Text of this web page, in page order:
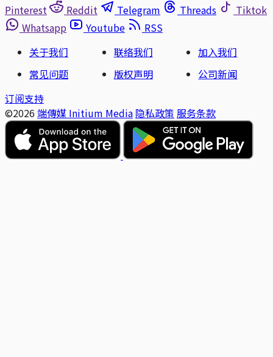
Pinterest
Reddit Telegram Threads
Tiktok
Whatsapp
Youtube
RSS
关于我们
联络我们
加入我们
常见问题
版权声明
公司新闻
订阅支持
©2026 端傳媒 Initium Media 隐私政策 服务条款